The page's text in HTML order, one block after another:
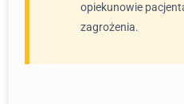
opiekunowie
zagrożenia.